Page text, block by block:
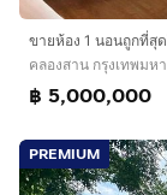
ขายห้อง 1 นอนถูกที่สุ
คลองสาน กรุงเทพมห
฿ 5,000,000
PREMIUM